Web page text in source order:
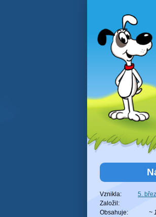
Vznikla: 5.
Založil:
Obsahuje:
~